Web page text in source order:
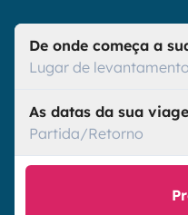
De onde começa a
Lugar de
As datas da sua
Partida/Retorno